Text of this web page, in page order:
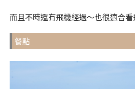
而且不時還有飛機經過～也很適合看
餐點